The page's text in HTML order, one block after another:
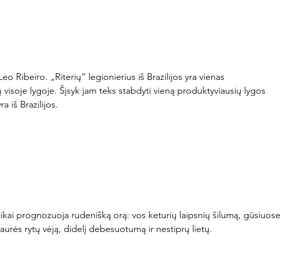
Ribeiro. „Riterių“ legionierius iš Brazilijos yra vienas
lygoje. Šįsyk jam teks stabdyti vieną produktyviausių lygos
iš Brazilijos.
prognozuoja rudenišką orą: vos keturių laipsnių šilumą, gūsiuose
rytų vėją, didelį debesuotumą ir nestiprų lietų.